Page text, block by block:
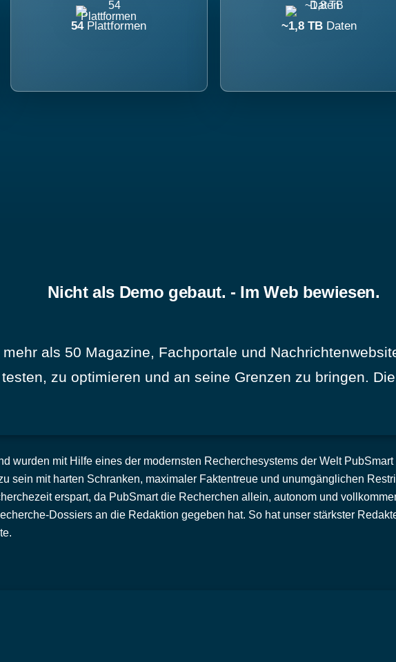
54 Plattformen ~1,8 TB Daten
Nicht als Demo gebaut. - Im Web bewiesen.
als 50 Magazine, Fachportale und
zu optimieren und an seine Grenzen zu bringen.
wurden mit Hilfe eines der modernsten Recherchesystems der Welt
sein mit harten Schranken, maximaler Faktentreue und unumgänglichen
erspart, da PubSmart die Recherchen allein, autonom und
Dossiers an die Redaktion gegeben hat. So hat unser stärkster